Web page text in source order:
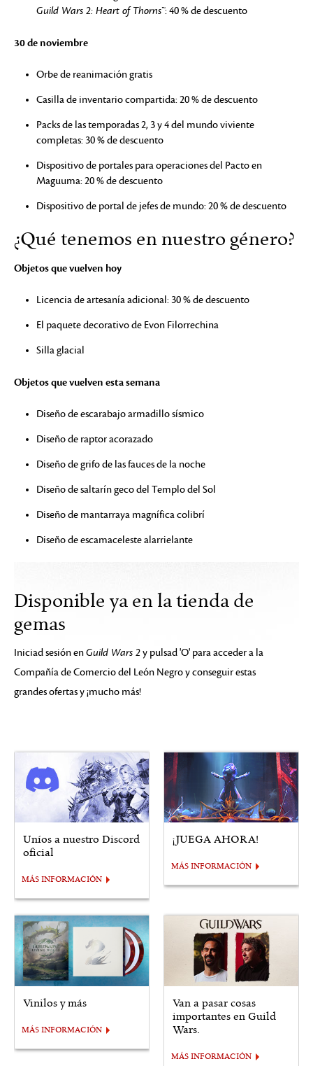
Guild Wars 2: Heart of Thorns™: 40 % de descuento
30 de noviembre
Orbe de reanimación gratis
Casilla de inventario compartida: 20 % de descuento
Packs de las temporadas 2, 3 y 4 del mundo viviente
completas: 30 % de descuento
Dispositivo de portales para operaciones del Pacto en
Maguuma: 20 % de descuento
Dispositivo de portal de jefes de mundo: 20 % de descuento
¿Qué tenemos en nuestro género?
Objetos que vuelven hoy
Licencia de artesanía adicional: 30 % de descuento
El paquete decorativo de Evon Filorrechina
Silla glacial
Objetos que vuelven esta semana
Diseño de escarabajo armadillo sísmico
Diseño de raptor acorazado
Diseño de grifo de las fauces de la noche
Diseño de saltarín geco del Templo del Sol
Diseño de mantarraya magnífica colibrí
Diseño de escamaceleste alarrielante
Disponible ya en la tienda de
gemas
Iniciad sesión enGuild Wars 2y pulsad 'O' para acceder a la
Compañía de Comercio del León Negro y conseguir estas
grandes ofertas y ¡mucho más!
Uníos a nuestro Discord
oficial
MÁS INFORMACIÓN
¡JUEGA AHORA!
MÁS INFORMACIÓN
Vinilos y más
MÁS INFORMACIÓN
Van a pasar cosas
importantes en Guild
Wars.
MÁS INFORMACIÓN